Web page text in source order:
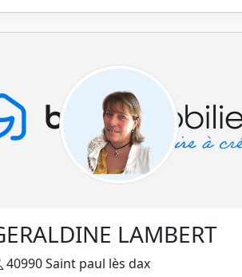
LAMBERT
40990 Saint paul lès dax